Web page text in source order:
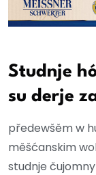
Studnje
su derje
předewšěm w
měšćanskim
studnje